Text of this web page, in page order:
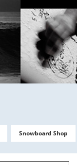
Snowboard Shop